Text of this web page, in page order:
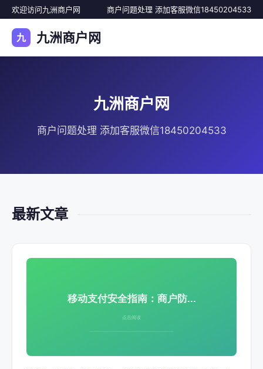
欢迎访问九洲商户网 商户问题处理 添加客服微信18450204533
九 九洲商户网
九洲商户网
商户问题处理 添加客服微信18450204533
最新文章